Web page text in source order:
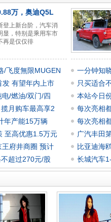
万，奥迪Q5L
登上新台阶，汽车消
显，特别是乘用车市
再是仅仅徘
/飞度無限MUGEN
有望年内上市
/燃油/双门/四
月购车最高享2
年产能15万辆
至高优惠1.5万元
府井商圈 预计
超过270元/股
一分钟知
只买适合
本站今日
每次亮相
每次亮相
广汽丰田
比亚迪海
长城汽车